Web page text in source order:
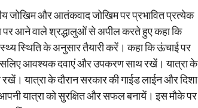
जोखिम और आतंकवाद जोखिम पर प्रभावित प्रत्येक
पर आने वाले श्रद्धालुओं से अपील करते हुए कहा कि
स्थिति के अनुसार तैयारी करें। कहा कि ऊंचाई पर
आवश्यक दवाएं और उपकरण साथ रखें। यात्रा के
यात्रा के दौरान सरकार की गाईड लाईन और दिशा
यात्रा को सुरक्षित और सफल बनायें। इस मौके पर